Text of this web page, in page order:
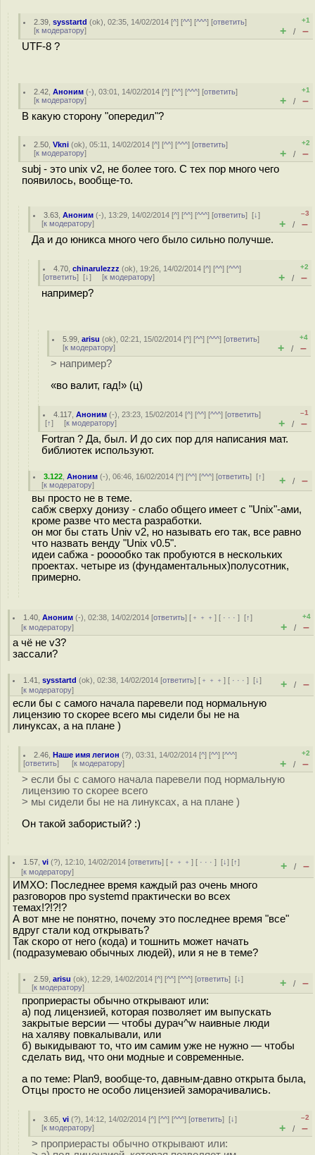
2.39 ,sysstartd (ok), 02:35, 14/02/2014 [^] [^^] [^^^] [ответить]
[к модератору]
+1
+ / –
UTF-8 ?
2.42 ,Аноним (-), 03:01, 14/02/2014 [^] [^^] [^^^] [ответить]
[к модератору]
+1
+ / –
В какую сторону "опередил"?
2.50 ,Vkni (ok), 05:11, 14/02/2014 [^] [^^] [^^^] [ответить]
[к модератору]
+2
+ / –
subj - это unix v2, не более того. С тех пор много чего
появилось, вообще-то.
3.63 ,Аноним (-), 13:29, 14/02/2014 [^] [^^] [^^^] [ответить][↓]
[к модератору]
–3
+ / –
Да и до юникса много чего было сильно получше.
4.70 ,chinarulezzz (ok), 19:26, 14/02/2014 [^] [^^] [^^^]
[ответить] [↓] [к модератору]
+2
+ / –
например?
5.99 ,arisu (ok), 02:21, 15/02/2014 [^] [^^] [^^^] [ответить]
[к модератору]
+4
+ / –
> например?
«во валит, гад!» (ц)
4.117 ,Аноним (-), 23:23, 15/02/2014 [^] [^^] [^^^] [ответить]
[↑] [к модератору]
–1
+ / –
Fortran ? Да, был. И до сих пор для написания мат.
библиотек используют.
3.122 ,Аноним (-), 06:46, 16/02/2014 [^] [^^] [^^^] [ответить][↑]
[к модератору] + / –
вы просто не в теме.
сабж сверху донизу - слабо общего имеет с "Unix"-ами,
кроме разве что места разработки.
он мог бы стать Univ v2, но называть его так, все равно
что назвать венду "Unix v0.5".
идеи сабжа - рооообко так пробуются в нескольких
проектах. четыре из (фундаментальных)полусотник,
примерно.
1.40 ,Аноним (-), 02:38, 14/02/2014 [ответить] [ ﹢﹢﹢] [ · · ·][↑]
[к модератору]
+4
+ / –
а чё не v3?
зассали?
1.41 ,sysstartd (ok), 02:38, 14/02/2014 [ответить] [ ﹢﹢﹢] [ · · ·][↓]
[к модератору] + / –
если бы с самого начала паревели под нормальную
лицензию то скорее всего мы сидели бы не на
линуксах, а на плане )
2.46 ,Наше имя легион (?), 03:31, 14/02/2014 [^] [^^] [^^^]
[ответить] [к модератору]
+2
+ / –
> если бы с самого начала паревели под нормальную
лицензию то скорее всего
> мы сидели бы не на линуксах, а на плане )
Он такой забористый? :)
1.57 ,vi (?), 12:10, 14/02/2014 [ответить] [ ﹢﹢﹢] [ · · ·][↓] [↑]
[к модератору] + / –
ИМХО: Последнее время каждый раз очень много
разговоров про systemd практически во всех
темах!?!?!?
А вот мне не понятно, почему это последнее время "все"
вдруг стали код открывать?
Так скоро от него (кода) и тошнить может начать
(подразумеваю обычных людей), или я не в теме?
2.59 ,arisu (ok), 12:29, 14/02/2014 [^] [^^] [^^^] [ответить][↓]
[к модератору] + / –
проприерасты обычно открывают или:
а) под лицензией, которая позволяет им выпускать
закрытые версии — чтобы дурач^w наивные люди
на халяву повкалывали, или
б) выкидывают то, что им самим уже не нужно — чтобы
сделать вид, что они модные и современные.
а по теме: Plan9, вообще-то, давным-давно открыта была,
Отцы просто не особо лицензией заморачивались.
3.65 ,vi (?), 14:12, 14/02/2014 [^] [^^] [^^^] [ответить][↓]
[к модератору]
–2
+ / –
> проприерасты обычно открывают или: